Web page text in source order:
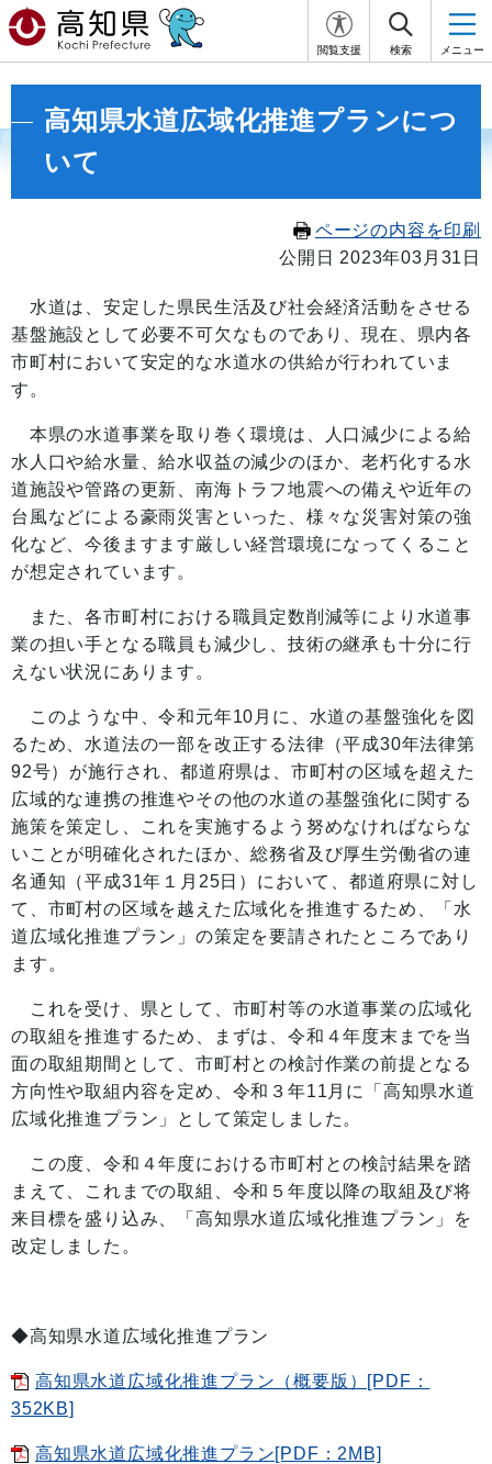
閲覧支援 検索 メニュー
高知県水道広域化推進プランにつ
いて
ページの内容を印刷
公開日 2023年03月31日
水道は、安定した県民生活及び社会経済活動をさせる
基盤施設として必要不可欠なものであり、現在、県内各
市町村において安定的な水道水の供給が行われていま
す。
本県の水道事業を取り巻く環境は、人口減少による給
水人口や給水量、給水収益の減少のほか、老朽化する水
道施設や管路の更新、南海トラフ地震への備えや近年の
台風などによる豪雨災害といった、様々な災害対策の強
化など、今後ますます厳しい経営環境になってくること
が想定されています。
また、各市町村における職員定数削減等により水道事
業の担い手となる職員も減少し、技術の継承も十分に行
えない状況にあります。
このような中、令和元年10月に、水道の基盤強化を図
るため、水道法の一部を改正する法律（平成30年法律第
92号）が施行され、都道府県は、市町村の区域を超えた
広域的な連携の推進やその他の水道の基盤強化に関する
施策を策定し、これを実施するよう努めなければならな
いことが明確化されたほか、総務省及び厚生労働省の連
名通知（平成31年１月25日）において、都道府県に対し
て、市町村の区域を越えた広域化を推進するため、「水
道広域化推進プラン」の策定を要請されたところであり
ます。
これを受け、県として、市町村等の水道事業の広域化
の取組を推進するため、まずは、令和４年度末までを当
面の取組期間として、市町村との検討作業の前提となる
方向性や取組内容を定め、令和３年11月に「高知県水道
広域化推進プラン」として策定しました。
この度、令和４年度における市町村との検討結果を踏
まえて、これまでの取組、令和５年度以降の取組及び将
来目標を盛り込み、「高知県水道広域化推進プラン」を
改定しました。
◆高知県水道広域化推進プラン
高知県水道広域化推進プラン（概要版）[PDF：
352KB]
高知県水道広域化推進プラン[PDF：2MB]